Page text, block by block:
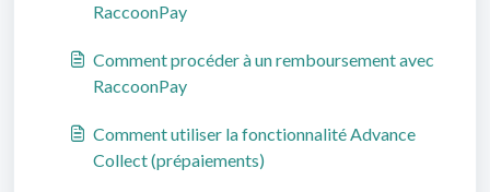
RaccoonPay
Comment procéder à un remboursement avec
RaccoonPay
Comment utiliser la fonctionnalité Advance
Collect (prépaiements)